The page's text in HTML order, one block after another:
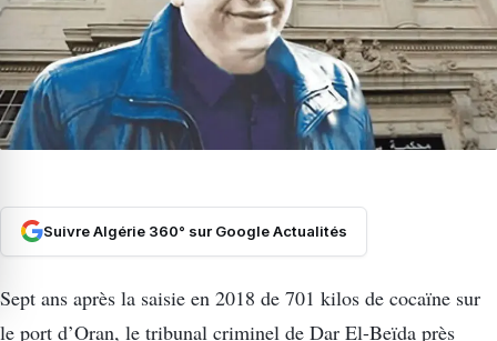
Suivre Algérie 360° sur Google Actualités
Sept ans après la saisie en 2018 de 701 kilos de cocaïne sur
le port d’Oran, le tribunal criminel de Dar El-Beïda près